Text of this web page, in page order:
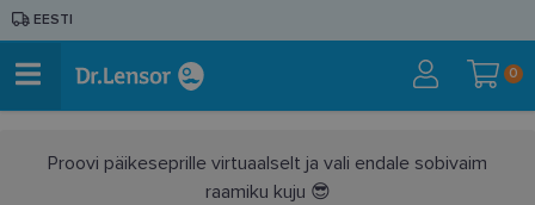
EESTI
0
Proovi päikeseprille virtuaalselt ja vali endale sobivaim
raamiku kuju 😎